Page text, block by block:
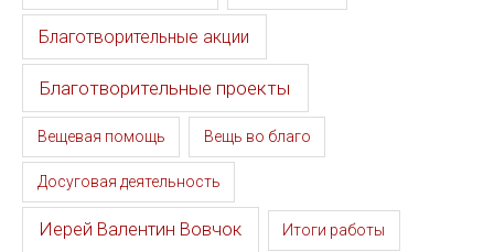
Благотворительные акции
Благотворительные проекты
Вещевая помощь Вещь во благо
Досуговая деятельность
Иерей Валентин Вовчок Итоги работы